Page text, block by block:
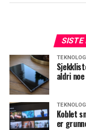
aldri
Koblet
er